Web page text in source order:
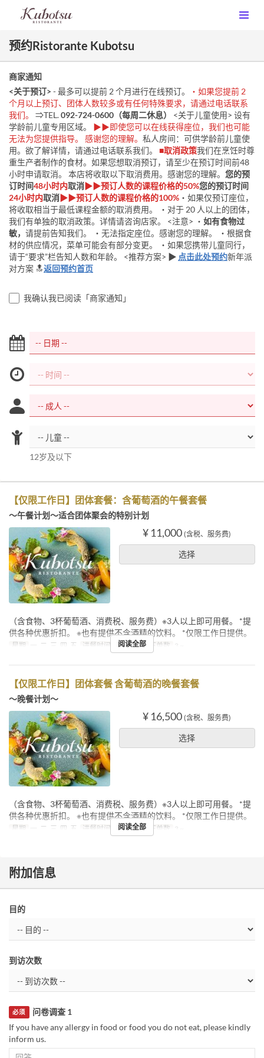
预约Ristorante Kubotsu
商家通知
<关于预订> - 最多可以提前 2 个月进行在线预订。
・如果您提前 2
个月以上预订、团体人数较多或有任何特殊要求，请通过电话联系
我们。
⇒TEL.092-724-0600（每周二休息）
<关于儿童使用> 设有
学龄前儿童专用区域。
▶▶即使您可以在线获得座位，我们也可能
无法为您提供指导。 感谢您的理解。 私人房间：可供学龄前儿童使
用。欲了解详情，请通过电话联系我们。
■取消政策我们在烹饪时尊
重生产者制作的食材。如果您想取消预订，请至少在预订时间前48
小时申请取消。 本店将收取以下取消费用。感谢您的理解。 您的预
订时间48小时内取消▶▶预订人数的课程价格的50%您的预订时间
24小时内取消▶▶预订人数的课程价格的100% ・如果仅预订座位，
将收取相当于最低课程金额的取消费用。 ・对于 20 人以上的团体，
我们有单独的取消政策。详情请咨询店家。 <注意> ・ 如有食物过
敏， 请提前告知我们。 ・无法指定座位。感谢您的理解。 ・根据食
材的供应情况，菜单可能会有部分变更。 ・如果您携带儿童同行，
请于“要求”栏告知人数和年龄。 <推荐方案> ▶ 点击此处预约新年派
对方案 🔝返回预约首页
我确认我已阅读「商家通知」
12岁及以下
【仅限工作日】团体套餐：含葡萄酒的午餐套餐
～午餐计划～适合团体聚会的特别计划
¥ 11,000 (含税、服务费)
选择
（含食物、3杯葡萄酒、消费税、服务费）※3人以上即可用餐。 *提
供各种优惠折扣。 ※也有提供不含酒精的饮料。 *仅限工作日提供。
星期 一, 二, 三, 四, 五 进餐时间 午餐 最大下单数 3 ~
阅读全部
【仅限工作日】团体套餐 含葡萄酒的晚餐套餐
～晚餐计划～
¥ 16,500 (含税、服务费)
选择
（含食物、3杯葡萄酒、消费税、服务费）※3人以上即可用餐。 *提
供各种优惠折扣。 ※也有提供不含酒精的饮料。 *仅限工作日提供。
星期 一, 二, 三, 四, 五 进餐时间 晚餐 最大下单数 3 ~
阅读全部
附加信息
目的
到访次数
问卷调查 1
必须
If you have any allergy in food or food you do not eat, please kindly
inform us.